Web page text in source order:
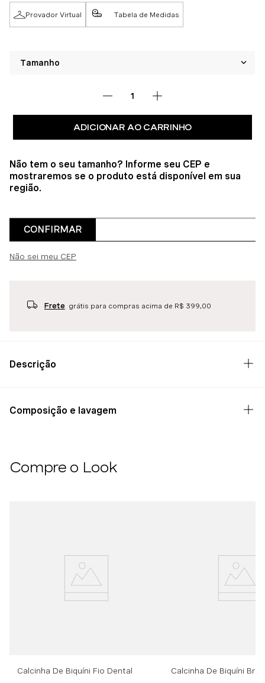
Provador Virtual Tabela de Medidas
ADICIONAR AO CARRINHO
Não tem o seu tamanho? Informe seu CEP e
mostraremos se o produto está disponível em sua
região.
CONFIRMAR
Não sei meu CEP
Frete grátis para compras acima de R$ 399,00
Descrição
Composição e lavagem
Compre o Look
Calcinha De Biquíni Fio Dental
Calcinha De Biquíni